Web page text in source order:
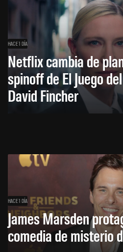
HACE 1 DÍA
Netflix cambia de
spinoff de El Juego
David Fincher
HACE 1 DÍA
James Marsden
comedia de misterio